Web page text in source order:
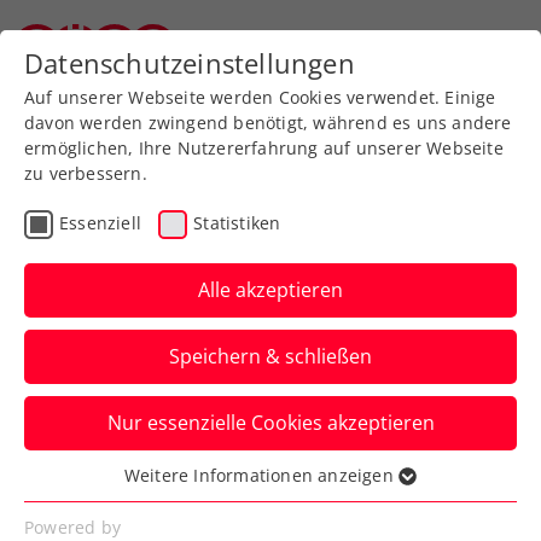
Zurück zur Newsübersicht
Turniere
Neuerliche Auszeichnung
für Upper Austria Ladies
Linz
Das WTA-500-Turnier wird von Green
Events Austria in der Kategorie
Sportveranstaltungen geehrt.
Verfasst von: Presseaussendung / Redaktion, 12.06.2024
Datenschutzeinstellungen
Auf unserer Webseite werden Cookies verwendet. Einige
davon werden zwingend benötigt, während es uns andere
ermöglichen, Ihre Nutzererfahrung auf unserer Webseite
zu verbessern.
Essenziell Statistiken
Alle akzeptieren
Speichern & schließen
Nur essenzielle Cookies akzeptieren
Essenziell
Essenzielle Cookies werden für grundlegende
Weitere Informationen anzeigen
Powered by